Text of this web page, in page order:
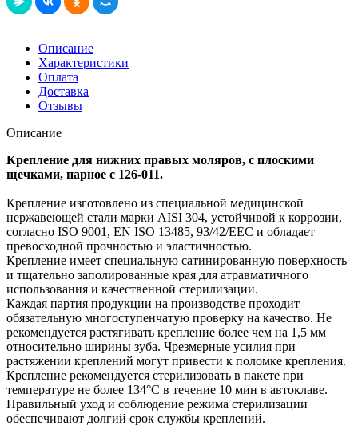
Описание
Характеристики
Оплата
Доставка
Отзывы
Описание
Крепление для нижних правых моляров, с плоскими
щечками, парное с 126-011.
Крепление изготовлено из специальной медицинской
нержавеющей стали марки AISI 304, устойчивой к коррозии,
согласно ISO 9001, EN ISO 13485, 93/42/EEC и обладает
превосходной прочностью и эластичностью.
Крепление имеет специальную сатинированную поверхность
и тщательно заполированные края для атравматичного
использования и качественной стерилизации.
Каждая партия продукции на производстве проходит
обязательную многоступенчатую проверку на качество. Не
рекомендуется растягивать крепление более чем на 1,5 мм
относительно ширины зуба. Чрезмерные усилия при
растяжении креплений могут привести к поломке крепления.
Крепление рекомендуется стерилизовать в пакете при
температуре не более 134°С в течение 10 мин в автоклаве.
Правильный уход и соблюдение режима стерилизации
обеспечивают долгий срок службы креплений.